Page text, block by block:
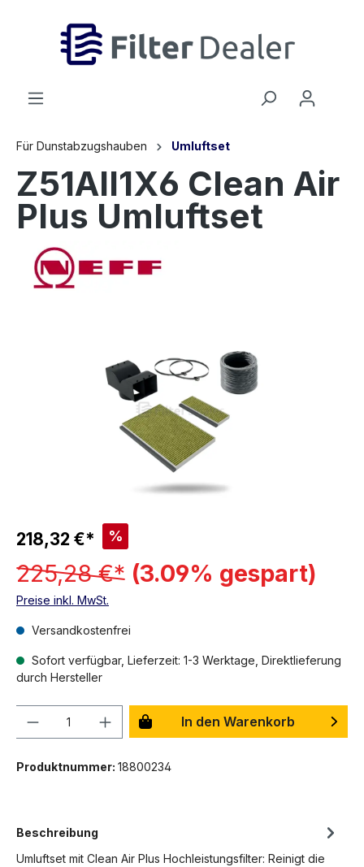
Für Dunstabzugshauben Umluftset
Z51AII1X6 Clean Air
Plus Umluftset
218,32 €* %
225,28 €* (3.09% gespart)
Preise inkl. MwSt.
Versandkostenfrei
Sofort verfügbar, Lieferzeit: 1-3 Werktage, Direktlieferung
durch Hersteller
In den Warenkorb
Produktnummer: 18800234
Beschreibung
Umluftset mit Clean Air Plus Hochleistungsfilter: Reinigt die